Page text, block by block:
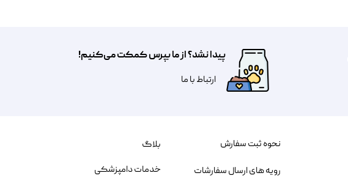
پیدا نشد؟ از ما بپرس کمکت می‌کنیم!
​​​ارتباط با ما
نحوه ثبت سفارش
رویه های ارسال سفارشات
بلاگ
خدمات دامپزشکی